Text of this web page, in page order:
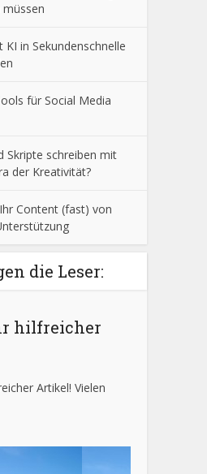
müssen
KI in Sekundenschnelle
für Social Media
Skripte schreiben mit
der Kreativität?
Content (fast) von
die Leser:
hilfreicher
Artikel! Vielen